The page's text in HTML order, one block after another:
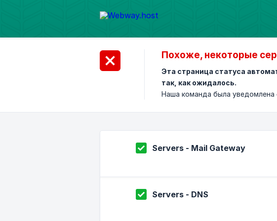
Похоже, некоторые
Эта страница статуса
так, как ожидалось.
Наша команда была уведомлена
Servers - Mail Gateway
Servers - DNS